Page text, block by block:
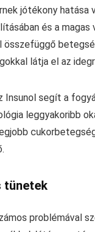
jótékony hatása
és a magas
látja el az
Insunol segít a
leggyakoribb
tünetek
problémával